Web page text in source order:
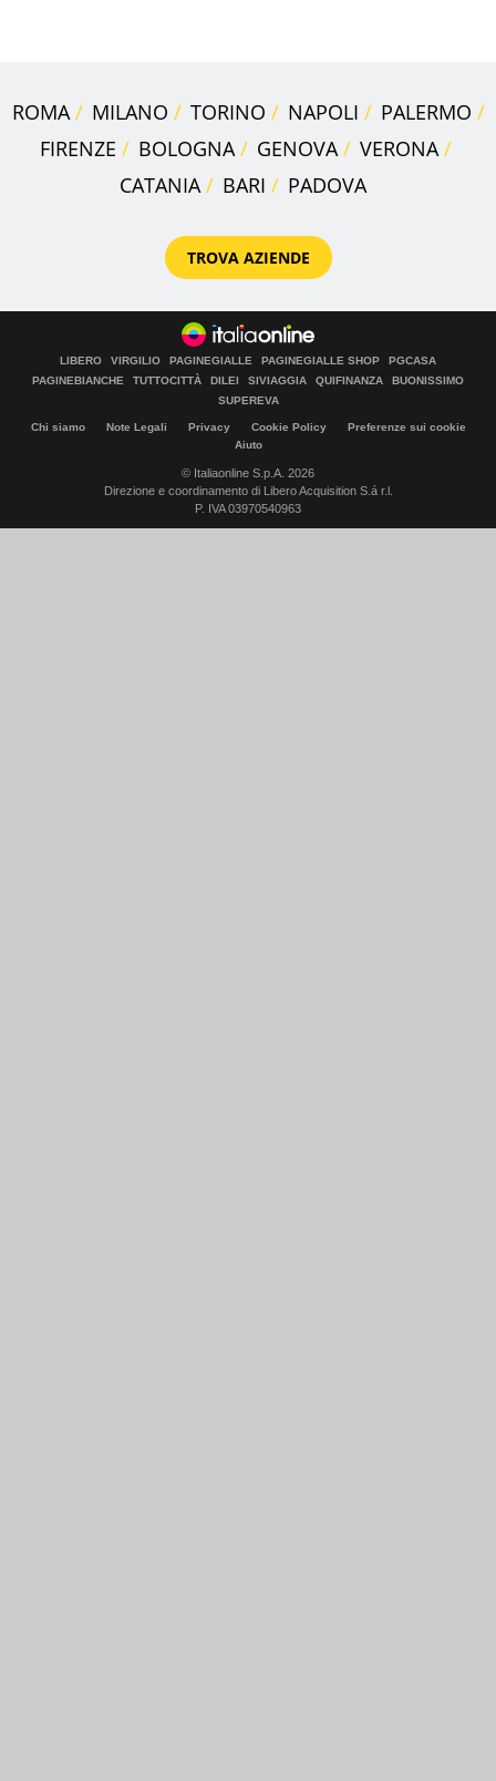
ROMA MILANO TORINO NAPOLI
PALERMO
FIRENZE
BOLOGNA GENOVA
VERONA
CATANIA
BARI PADOVA
TROVA AZIENDE
LIBERO VIRGILIO PAGINEGIALLE PAGINEGIALLE SHOP
PGCASA
PAGINEBIANCHE
TUTTOCITTÀ DILEI SIVIAGGIA QUIFINANZA
BUONISSIMO
SUPEREVA
Chi siamo Note Legali Privacy Cookie Policy
Preferenze sui cookie
Aiuto
© Italiaonline S.p.A. 2026
Direzione e coordinamento di Libero Acquisition S.á r.l.
P. IVA 03970540963